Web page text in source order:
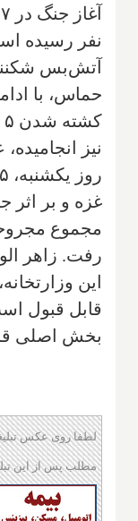
نفر رسیده
حماس، با
نیز
غزه و بر اثر
رفت. زاهر
این
قابل قبول
بخش اصلی
لطفا روی عکس
مطلب پس از این